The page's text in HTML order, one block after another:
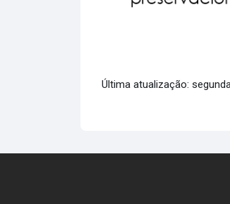
Última atualização: